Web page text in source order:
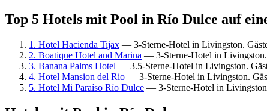
Top 5 Hotels mit Pool in Río Dulce auf
1. Hotel Hacienda Tijax — 3-Sterne-Hotel in Livingston.
2. Boatique Hotel and Marina — 3-Sterne-Hotel in
3. Banana Palms Hotel — 3.5-Sterne-Hotel in Livingston.
4. Hotel Mansion del Rio — 3-Sterne-Hotel in Livingston.
5. Hotel Mi Paraíso Río Dulce — 3-Sterne-Hotel in